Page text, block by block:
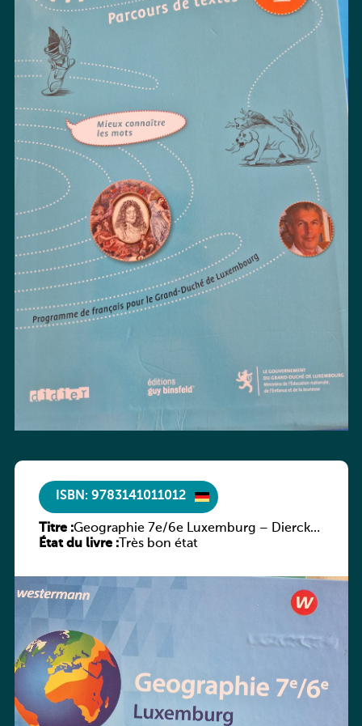
ISBN: 9783141011012
Titre :Geographie 7e/6e Luxemburg – Diercke
Praxis
État du livre :Très bon état